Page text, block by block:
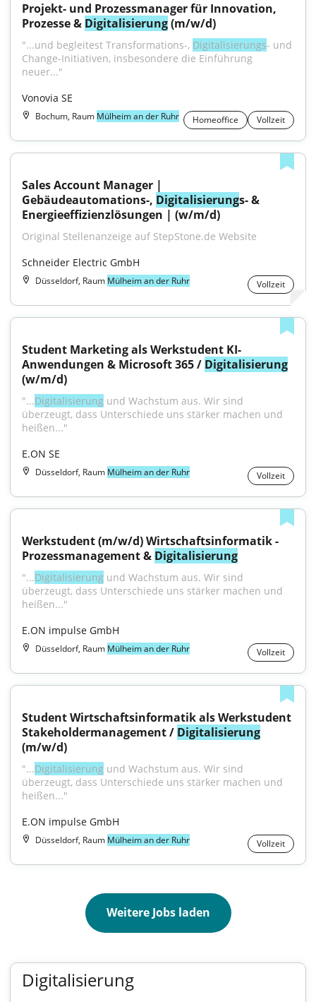
Projekt- und Prozessmanager für Innovation,
Prozesse & Digitalisierung (m/w/d)
"...und begleitest Transformations-, Digitalisierungs- und
Change-Initiativen, insbesondere die Einführung
neuer..."
Vonovia SE
Bochum, Raum Mülheim an der Ruhr Homeoffice Vollzeit
Sales Account Manager |
Gebäudeautomations-, Digitalisierungs- &
Energieeffizienzlösungen | (w/m/d)
Original Stellenanzeige auf StepStone.de Website
Schneider Electric GmbH
Düsseldorf, Raum Mülheim an der Ruhr Vollzeit
Student Marketing als Werkstudent KI-
Anwendungen & Microsoft 365 / Digitalisierung
(w/m/d)
"...Digitalisierung und Wachstum aus. Wir sind
überzeugt, dass Unterschiede uns stärker machen und
heißen..."
E.ON SE
Düsseldorf, Raum Mülheim an der Ruhr Vollzeit
Werkstudent (m/w/d) Wirtschaftsinformatik -
Prozessmanagement & Digitalisierung
"...Digitalisierung und Wachstum aus. Wir sind
überzeugt, dass Unterschiede uns stärker machen und
heißen..."
E.ON impulse GmbH
Düsseldorf, Raum Mülheim an der Ruhr Vollzeit
Student Wirtschaftsinformatik als Werkstudent
Stakeholdermanagement / Digitalisierung
(m/w/d)
"...Digitalisierung und Wachstum aus. Wir sind
überzeugt, dass Unterschiede uns stärker machen und
heißen..."
E.ON impulse GmbH
Düsseldorf, Raum Mülheim an der Ruhr Vollzeit
Weitere Jobs laden
Digitalisierung